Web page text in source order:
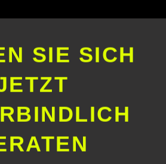
SIE SICH